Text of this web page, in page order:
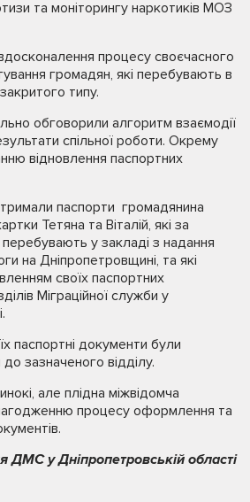
та моніторингу наркотиків МОЗ
процесу своєчасного
громадян, які перебувають в
типу.
обговорили алгоритм взаємодії
спільної роботи. Окрему
відновлення паспортних
паспорти громадянина
Тетяна та Віталій, які за
у закладі з надання
на Дніпропетровщині, та які
своїх паспортних
Міграційної служби у
паспортні документи були
зазначеного відділу.
але плідна міжвідомча
процесу оформлення та
ДМС у Дніпропетровській області